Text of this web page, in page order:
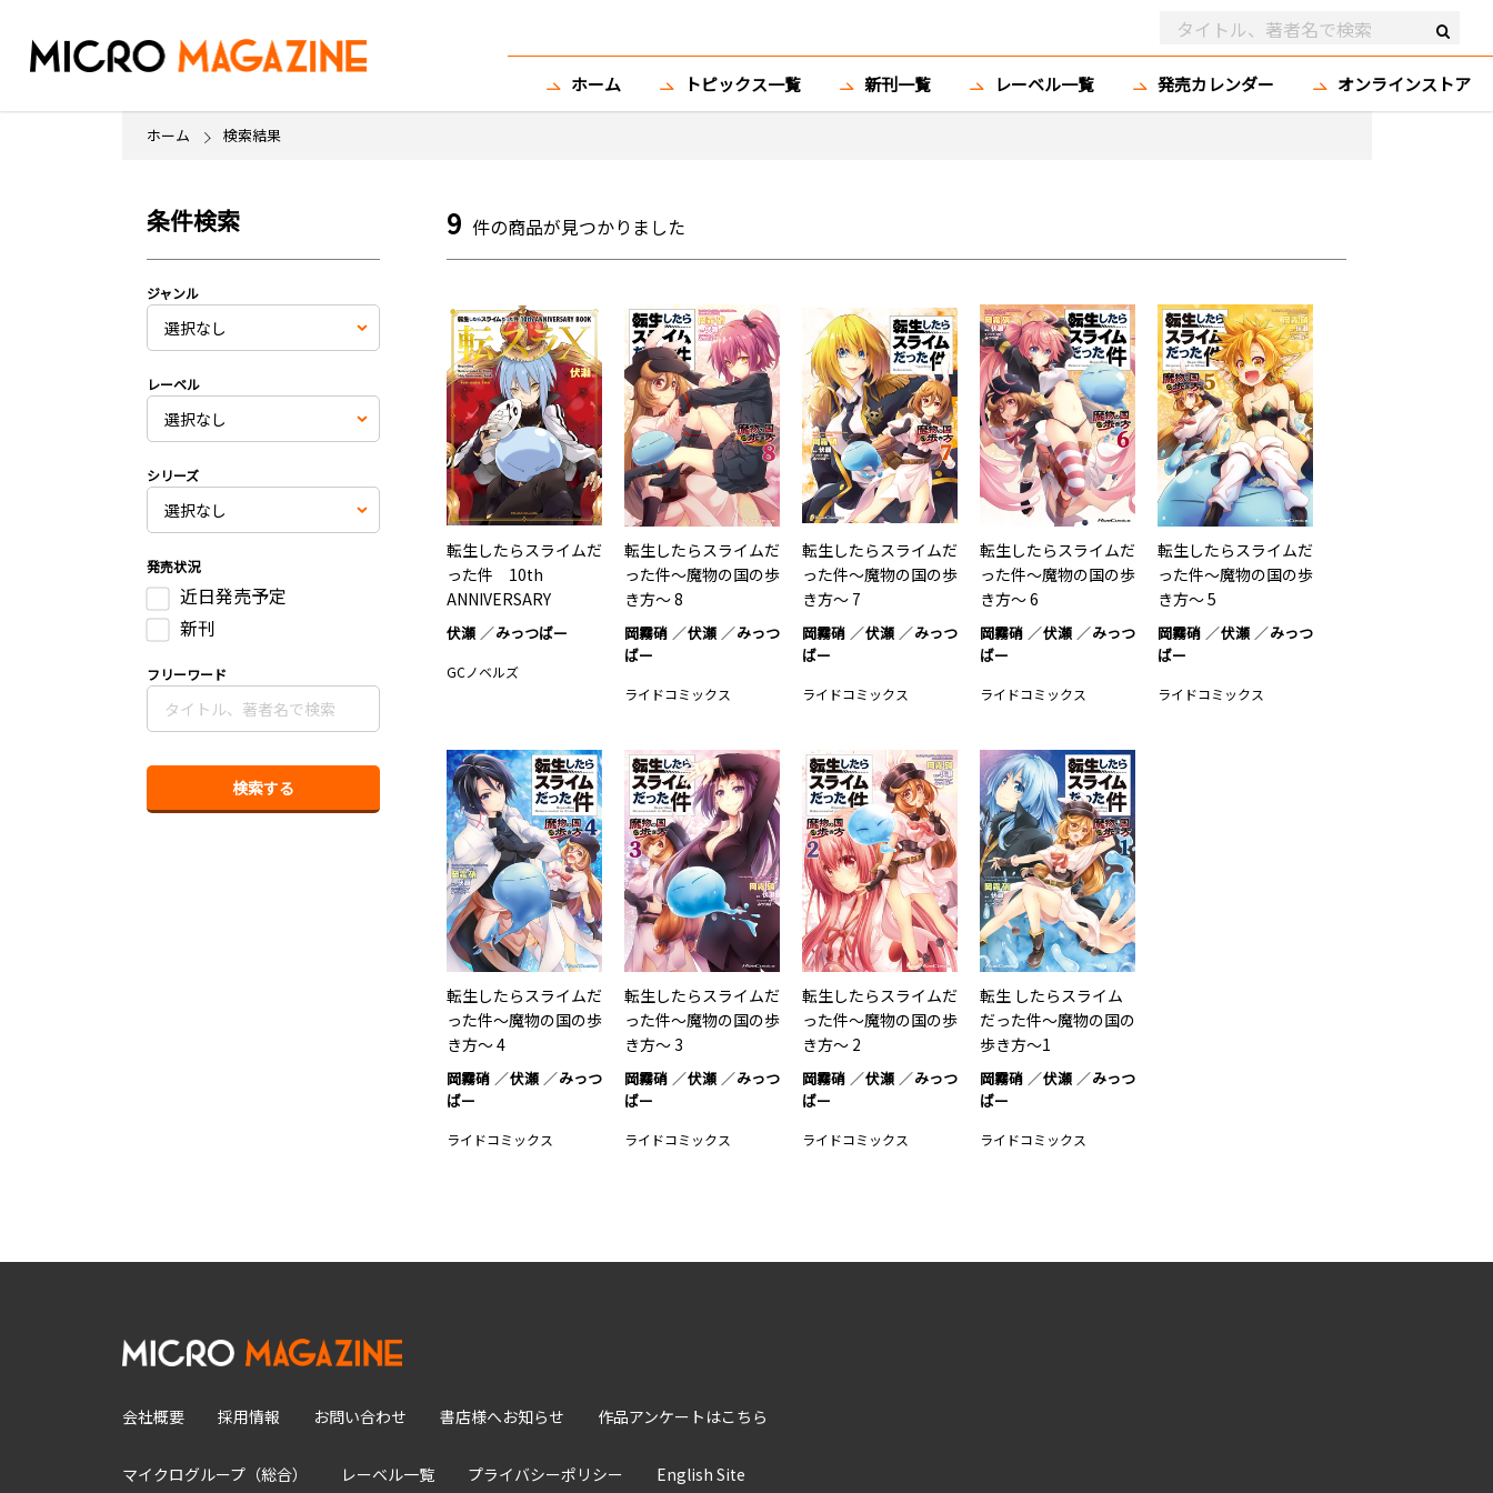
ホーム トピックス一覧 新刊一覧 レーベル一覧 発売カレンダー オンラインストア
ホーム 検索結果
条件検索
ジャンル
レーベル
シリーズ
発売状況
近日発売予定
新刊
フリーワード
9 件の商品が見つかりました
転生したらスライムだ
った件 10th
ANNIVERSARY
BOOK…1
伏瀬 みっつばー
GCノベルズ
転生したらスライムだ
った件～魔物の国の歩
き方～ 8
岡霧硝 伏瀬
みっつ
ばー
ライドコミックス
転生したらスライムだ
った件～魔物の国の歩
き方～ 7
岡霧硝 伏瀬
みっつ
ばー
ライドコミックス
転生したらスライムだ
った件～魔物の国の歩
き方～ 6
岡霧硝 伏瀬
みっつ
ばー
ライドコミックス
転生したらスライムだ
った件～魔物の国の歩
き方～ 5
岡霧硝 伏瀬
みっつ
ばー
ライドコミックス
転生したらスライムだ
った件～魔物の国の歩
き方～ 4
岡霧硝 伏瀬
みっつ
ばー
ライドコミックス
転生したらスライムだ
った件～魔物の国の歩
き方～ 3
岡霧硝 伏瀬
みっつ
ばー
ライドコミックス
転生したらスライムだ
った件～魔物の国の歩
き方～ 2
岡霧硝 伏瀬
みっつ
ばー
ライドコミックス
転生 したらスライム
だった件～魔物の国の
歩き方～1
岡霧硝 伏瀬
みっつ
ばー
ライドコミックス
会社概要 採用情報 お問い合わせ 書店様へお知らせ 作品アンケートはこちら
マイクログループ（総合） レーベル一覧 プライバシーポリシー English Site